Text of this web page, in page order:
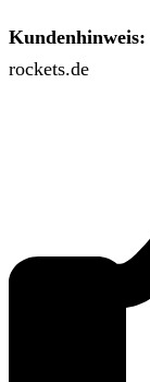
Kundenhinweis:
rockets.de